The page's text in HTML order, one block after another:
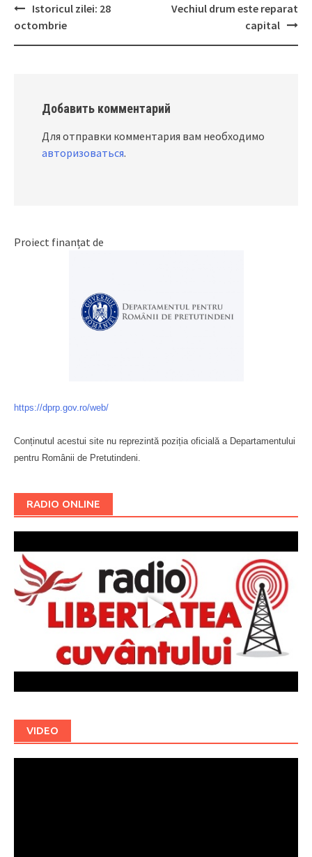
Post
navigation
Istoricul zilei: 28
octombrie
Vechiul drum este reparat
capital
Добавить комментарий
Для отправки комментария вам необходимо
авторизоваться.
Proiect finanțat de
https://dprp.gov.ro/web/
Conținutul acestui site nu reprezintă poziția oficială a Departamentului
pentru Românii de Pretutindeni.
RADIO ONLINE
VIDEO